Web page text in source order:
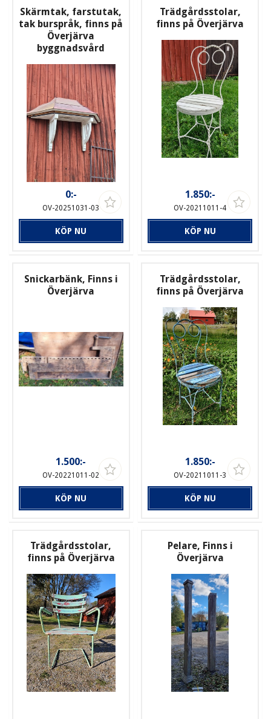
Skärmtak, farstutak,
tak burspråk, finns på
Överjärva
byggnadsvård
0:-
OV-20251031-03
KÖP NU
Trädgårdsstolar,
finns på Överjärva
1.850:-
OV-20211011-4
KÖP NU
Snickarbänk, Finns i
Överjärva
1.500:-
OV-20221011-02
KÖP NU
Trädgårdsstolar,
finns på Överjärva
1.850:-
OV-20211011-3
KÖP NU
Trädgårdsstolar,
finns på Överjärva
Pelare, Finns i
Överjärva